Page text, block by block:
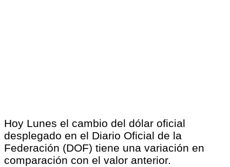
Hoy Lunes el cambio del dólar oficial
desplegado en el Diario Oficial de la
Federación (DOF) tiene una variación en
comparación con el valor anterior.